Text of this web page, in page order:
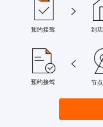
预约接驾 到
预约接驾 节